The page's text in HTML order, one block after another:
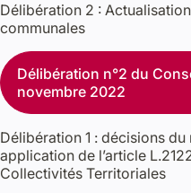
Délibération 2 :
communales
Délibération n°2 du
novembre 2022
Délibération 1 : décisions
application de l’article
Collectivités Territoriales